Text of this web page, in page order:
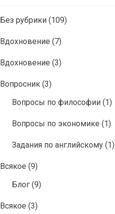
Без рубрики (109)
Вдохновение (7)
Вдохновение (3)
Вопросник (3)
Вопросы по философии (1)
Вопросы по экономике (1)
Задания по английскому (1)
Всякое (9)
Блог (9)
Всякое (3)